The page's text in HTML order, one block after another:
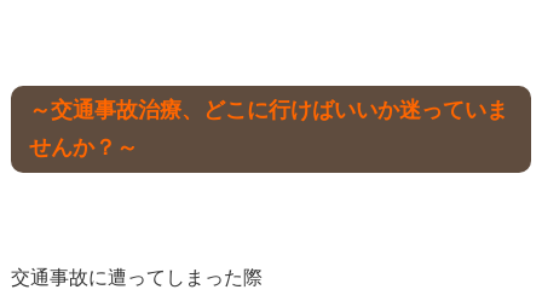
～交通事故治療、どこに行けばいいか迷っていま
せんか？～
交通事故に遭ってしまった際